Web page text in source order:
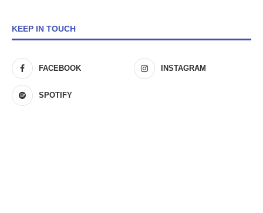
KEEP IN TOUCH
FACEBOOK INSTAGRAM
SPOTIFY